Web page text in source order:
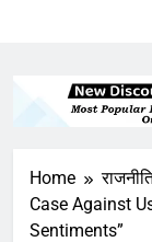
Home
Case Against
Sentiments”